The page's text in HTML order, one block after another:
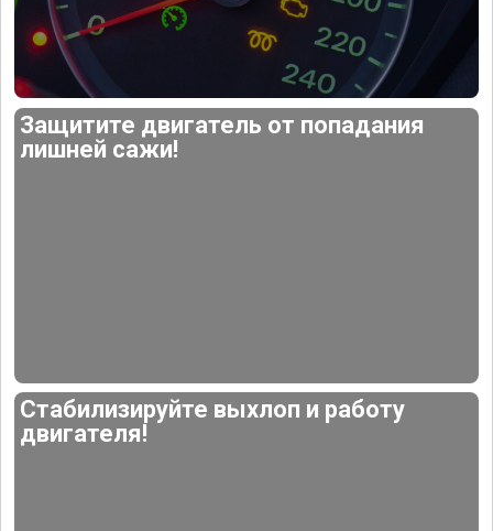
Защитите двигатель от попадания
лишней сажи!
Стабилизируйте выхлоп и работу
двигателя!